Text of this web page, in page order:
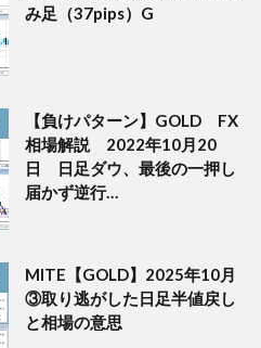
み足（37pips）G
【負けパターン】GOLD FX
相場解説 2022年10月20
日 日足ダウ、最後の一押し
届かず逆行…
MITE【GOLD】2025年10月
③取り逃がした日足半値戻し
と相場の意思